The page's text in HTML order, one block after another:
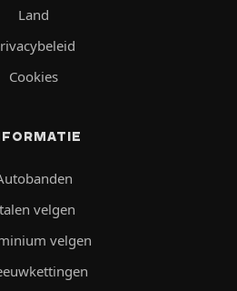
Land
Cookies
velgen
velgen